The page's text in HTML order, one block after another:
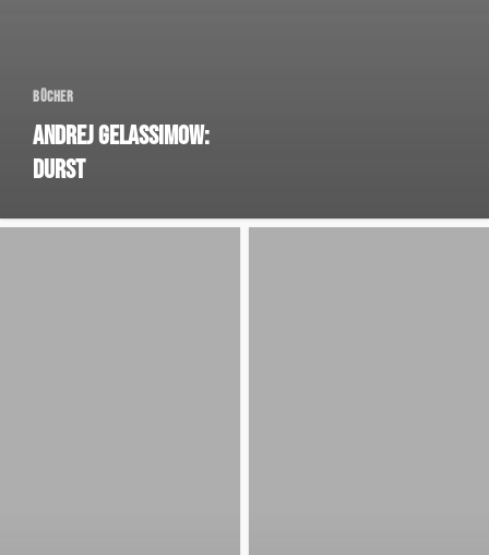
Bücher
Andrej Gelassimow:
Durst